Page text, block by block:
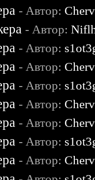
- Автор:
- Автор:
- Автор:
- Автор:
- Автор:
- Автор:
- Автор:
- Автор:
- Автор: